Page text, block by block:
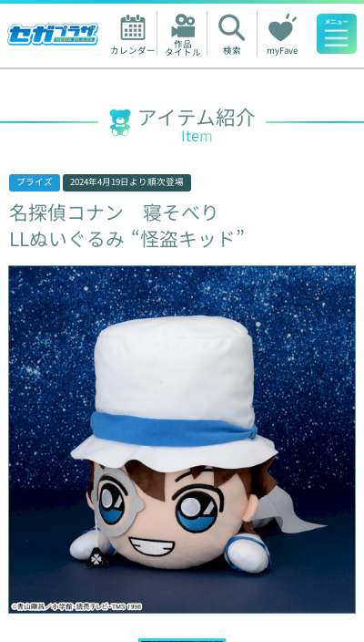
カレンダー 作品
タイトル 検索 myFave
人気ワード
アイテム紹介
Item
プライズ 2024年4月19日 より順次登場
名探偵コナン
寝そべり
LLぬいぐるみ “怪盗キッド”